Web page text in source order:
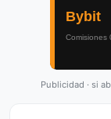
Publicidad · si